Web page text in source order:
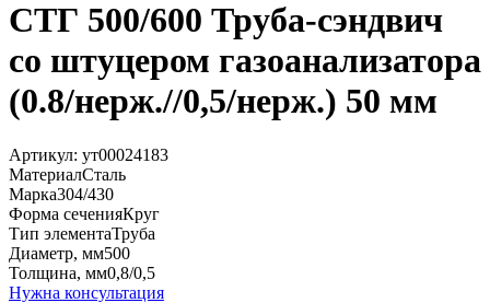
СТГ 500/600 Труба-сэндвич
со штуцером газоанализатора
(0.8/нерж.//0,5/нерж.) 50 мм
Артикул: ут00024183
МатериалСталь
Марка304/430
Форма сеченияКруг
Тип элементаТруба
Диаметр, мм500
Толщина, мм0,8/0,5
Нужна консультация